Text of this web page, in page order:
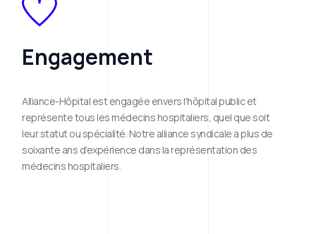
Engagement
Alliance-Hôpital est engagée envers l'hôpital public et
représente tous les médecins hospitaliers, quel que soit
leur statut ou spécialité. Notre alliance syndicale a plus de
soixante ans d'expérience dans la représentation des
médecins hospitaliers.